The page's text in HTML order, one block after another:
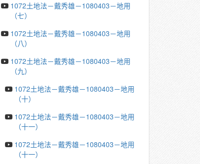
1072土地法－戴秀雄－1080403－地用
（七）
1072土地法－戴秀雄－1080403－地用
（八）
1072土地法－戴秀雄－1080403－地用
（九）
1072土地法－戴秀雄－1080403－地用
（十）
1072土地法－戴秀雄－1080403－地用
（十一）
1072土地法－戴秀雄－1080403－地用
（十一）